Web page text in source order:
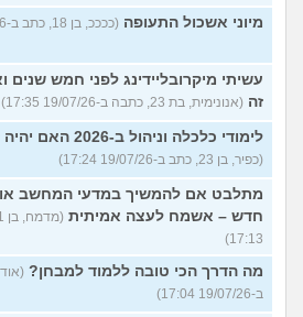
מיוני אשכול התעופה (ככככ, בן 18, כתב ב-20/07/26 16:00)
עשיתי מיקרובליידינג לפני חמש
זה (אנונימית, בת 23, כתבה ב-19/07/26 17:35)
לימודי כלכלה וניהול ב-2026 האם יהיה לי עתיד בזה?
(כפיר, בן 23, כתב ב-19/07/26 17:24)
מתלבט אם להמשיך במדעי המחשב
חדש – אשמח לעצה אמיתית
17:13)
מה הדרך הכי טובה ללמוד למבחן?
ב-19/07/26 17:04)